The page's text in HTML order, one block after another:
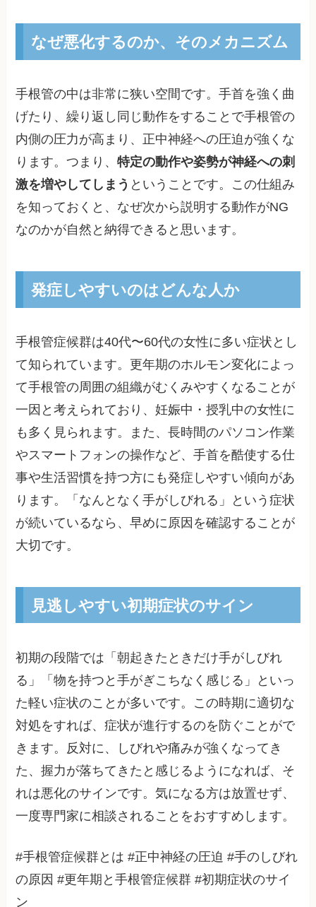
なぜ悪化するのか、そのメカニズム
手根管の中は非常に狭い空間です。手首を強く曲
げたり、繰り返し同じ動作をすることで手根管の
内側の圧力が高まり、正中神経への圧迫が強くな
ります。つまり、特定の動作や姿勢が神経への刺
激を増やしてしまう ということです。この仕組み
を知っておくと、なぜ次から説明する動作がNG
なのかが自然と納得できると思います。
発症しやすいのはどんな人か
手根管症候群は40代〜60代の女性に多い症状とし
て知られています。更年期のホルモン変化によっ
て手根管の周囲の組織がむくみやすくなることが
一因と考えられており、妊娠中・授乳中の女性に
も多く見られます。また、長時間のパソコン作業
やスマートフォンの操作など、手首を酷使する仕
事や生活習慣を持つ方にも発症しやすい傾向があ
ります。「なんとなく手がしびれる」という症状
が続いているなら、早めに原因を確認することが
大切です。
見逃しやすい初期症状のサイン
初期の段階では「朝起きたときだけ手がしびれ
る」「物を持つと手がぎこちなく感じる」といっ
た軽い症状のことが多いです。この時期に適切な
対処をすれば、症状が進行するのを防ぐことがで
きます。反対に、しびれや痛みが強くなってき
た、握力が落ちてきたと感じるようになれば、そ
れは悪化のサインです。気になる方は放置せず、
一度専門家に相談されることをおすすめします。
#手根管症候群とは #正中神経の圧迫 #手のしびれ
の原因 #更年期と手根管症候群 #初期症状のサイ
ン